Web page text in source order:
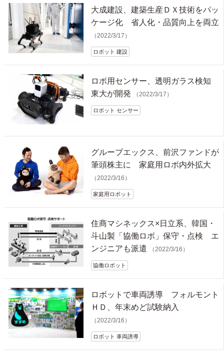
大成建設、建築生産ＤＸ技術をパッ
ケージ化 省人化・品質向上を両立
（2022/3/17）
ロボット 建設
ロボ用センサー、透明ガラス検知
東大が開発
（2022/3/17）
ロボット センサー
グルーブエックス、前沢ファンドが
筆頭株主に 家庭用ロボ内外拡大
（2022/3/16）
家庭用ロボット
住商マシネックス×日立系、韓国・
斗山製「協働ロボ」保守・点検 エ
ンジニアも派遣
（2022/3/16）
協働ロボット
ロボットで車両誘導 フォルモント
ＨＤ、年末めど試験納入
（2022/3/16）
ロボット 車両誘導